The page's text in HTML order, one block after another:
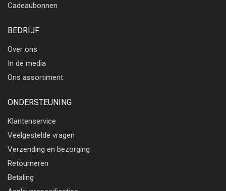
Cadeaubonnen
BEDRIJF
Over ons
In de media
Ons assortiment
ONDERSTEUNING
Klantenservice
Veelgestelde vragen
Verzending en bezorging
Retourneren
Betaling